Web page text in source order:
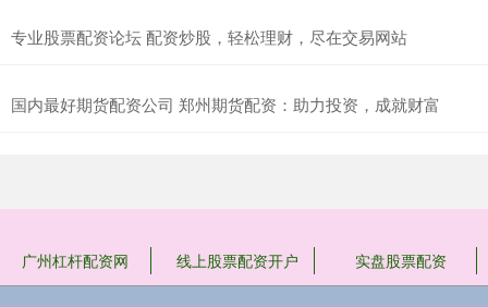
专业股票配资论坛 配资炒股，轻松理财，尽在交易网站
国内最好期货配资公司 郑州期货配资：助力投资，成就财富
广州杠杆配资网 线上股票配资开户 实盘股票配资